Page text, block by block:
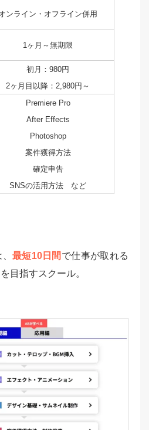
ンライン・オフライン併用
1ヶ月～無期限
初月：980円
2ヶ月目以降：2,980円～
Premiere Pro
After Effects
Photoshop
案件獲得方法
確定申告
SNSの活用方法 など
最短10日間 で仕事が取れる
目指すスクール。